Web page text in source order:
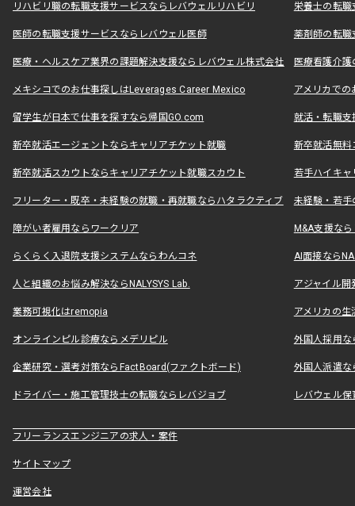
リハビリ職の転職支援サービスならレバウェルリハビリ 栄養士の転
医師の転職支援サービスならレバウェル医師 薬剤師の転
医療・ヘルスケア業界の課題解決支援ならレバウェル株式会社 医療看護介
メキシコでのお仕事探しはLeverages Career Mexico アメリカで
留学生が日本で仕事を探すなら帰国GO.com 就活・転職
新卒就活エージェントならキャリアチケット就職 新卒就活無料
新卒就活スカウトならキャリアチケット就職スカウト 若手ハイキ
フリーター・既卒・未経験の就職・再就職ならハタラクティブ 未経験・若手
障がい者雇用ならワークリア M&A支援な
らくらく入退院支援システムならわんコネ AI面接なら
人と組織のお悩み解決ならNALYSYS Lab. アジャイル
業務可視化はremopia アメリカの
オンラインピル診療ならメデリピル 外国人採用
企業研究・選考対策ならFactBoard(ファクトボード) 外国人派遣な
ドライバー・施工管理技士の転職ならレバジョブ レバウェル
フリーランスエンジニアの求人・案件
サイトマップ
運営会社